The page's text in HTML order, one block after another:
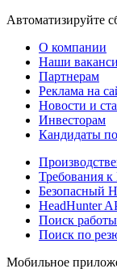
Автоматизируйте
О компании
Наши
Партнерам
Реклама на
Новости и
Инвесторам
Кандидаты
Требования
Безопасный
HeadHunter
Поиск работы
Поиск по
Мобильное